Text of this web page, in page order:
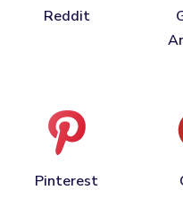
Reddit
Pinterest